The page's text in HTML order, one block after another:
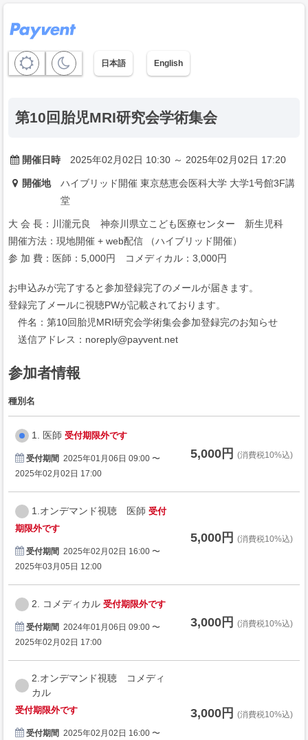
日本語 English
第10回胎児MRI研究会学術集会
開催日時 2025年02月02日 10:30 ～ 2025年02月02日 17:20
開催地
ハイブリッド開催 東京慈恵会医科大学 大学1号館3F講
堂
大 会 長：川瀧元良 神奈川県立こども医療センター 新生児科
開催方法：現地開催 + web配信 （ハイブリッド開催）
参 加 費：医師：5,000円 コメディカル：3,000円
お申込みが完了すると参加登録完了のメールが届きます。
登録完了メールに視聴PWが記載されております。
件名：第10回胎児MRI研究会学術集会参加登録完のお知らせ
送信アドレス：noreply@payvent.net
参加者情報
種別名
1. 医師 受付期限外です
受付期間 2025年01月06日 09:00 〜
2025年02月02日 17:00
5,000円 (消費税10%込)
1.オンデマンド視聴 医師 受付
期限外です
受付期間 2025年02月02日 16:00 〜
2025年03月05日 12:00
5,000円 (消費税10%込)
2. コメディカル 受付期限外です
受付期間 2024年01月06日 09:00 〜
2025年02月02日 17:00
3,000円 (消費税10%込)
2.オンデマンド視聴 コメディ
カル
受付期限外です
受付期間 2025年02月02日 16:00 〜
3,000円 (消費税10%込)